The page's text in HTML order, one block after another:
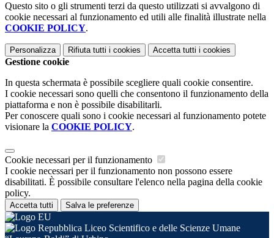
Questo sito o gli strumenti terzi da questo utilizzati si avvalgono di
cookie necessari al funzionamento ed utili alle finalità illustrate nella
COOKIE POLICY.
Personalizza Rifiuta tutti i cookies Accetta tutti i cookies
Gestione cookie
In questa schermata è possibile scegliere quali cookie consentire.
I cookie necessari sono quelli che consentono il funzionamento della
piattaforma e non è possibile disabilitarli.
Per conoscere quali sono i cookie necessari al funzionamento potete
visionare la COOKIE POLICY.
Cookie necessari per il funzionamento
I cookie necessari per il funzionamento non possono essere
disabilitati. È possibile consultare l'elenco nella pagina della cookie
policy.
Accetta tutti Salva le preferenze
Liceo Scientifico e delle Scienze Umane